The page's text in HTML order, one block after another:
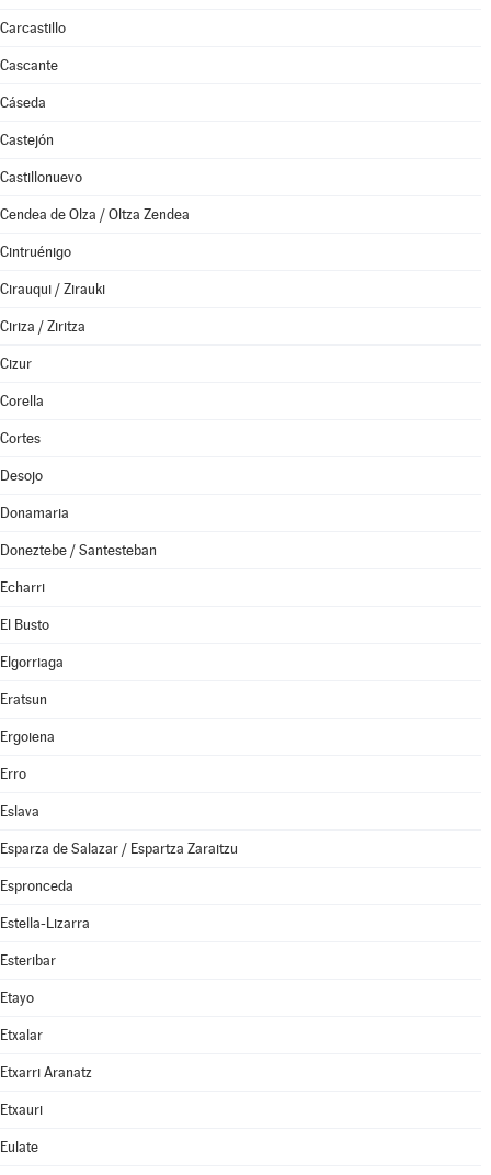
Carcastillo
Cascante
Cáseda
Castejón
Castillonuevo
Cendea de Olza / Oltza Zendea
Cintruénigo
Cirauqui / Zirauki
Ciriza / Ziritza
Cizur
Corella
Cortes
Desojo
Donamaria
Doneztebe / Santesteban
Echarri
El Busto
Elgorriaga
Eratsun
Ergoiena
Erro
Eslava
Esparza de Salazar / Espartza Zaraitzu
Espronceda
Estella-Lizarra
Esteribar
Etayo
Etxalar
Etxarri Aranatz
Etxauri
Eulate